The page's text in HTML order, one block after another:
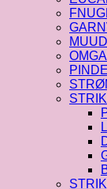
MUUD